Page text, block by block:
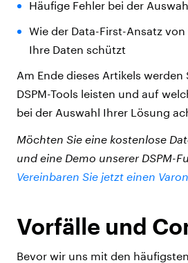
Häufige Fehler bei der
Wie der Data-First-Ansatz von
Ihre Daten schützt
Am Ende dieses Artikels werden
DSPM-Tools leisten und auf
bei der Auswahl Ihrer Lösung
Möchten Sie eine kostenlose
und eine Demo unserer DSPM-
Vereinbaren Sie jetzt einen
Vorfälle und
Bevor wir uns mit den